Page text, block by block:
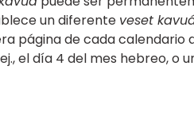
un diferente veset
página de cada calendario
el día 4 del mes hebreo, o